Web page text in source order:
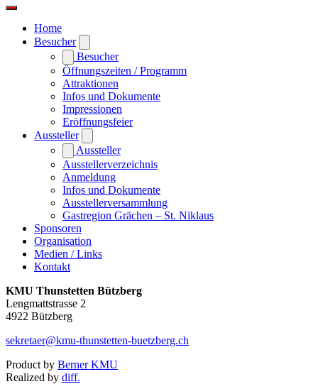
Home
Besucher
Besucher
Öffnungszeiten / Programm
Attraktionen
Infos und Dokumente
Impressionen
Eröffnungsfeier
Aussteller
Aussteller
Ausstellerverzeichnis
Anmeldung
Infos und Dokumente
Ausstellerversammlung
Gastregion Grächen – St. Niklaus
Sponsoren
Organisation
Medien / Links
Kontakt
KMU Thunstetten Bützberg
Lengmattstrasse 2
4922 Bützberg
sekretaer@kmu-thunstetten-buetzberg.ch
Product by Berner KMU
Realized by diff.